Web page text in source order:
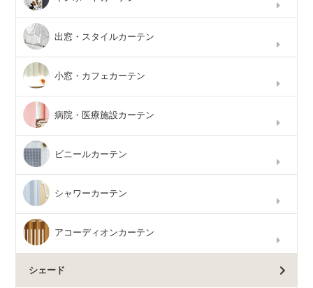
出窓・スタイルカーテン
小窓・カフェカーテン
病院・医療施設カーテン
ビニールカーテン
シャワーカーテン
アコーディオンカーテン
シェード